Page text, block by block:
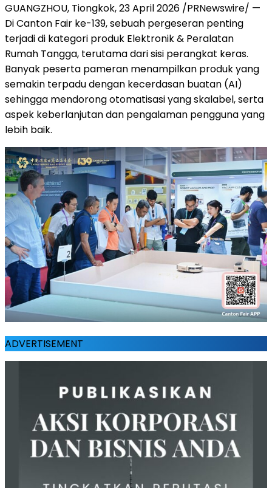
GUANGZHOU, Tiongkok, 23 April 2026 /PRNewswire/ —
Di Canton Fair ke-139, sebuah pergeseran penting
terjadi di kategori produk Elektronik & Peralatan
Rumah Tangga, terutama dari sisi perangkat keras.
Banyak peserta pameran menampilkan produk yang
semakin terpadu dengan kecerdasan buatan (AI)
sehingga mendorong otomatisasi yang skalabel, serta
aspek keberlanjutan dan pengalaman pengguna yang
lebih baik.
ADVERTISEMENT